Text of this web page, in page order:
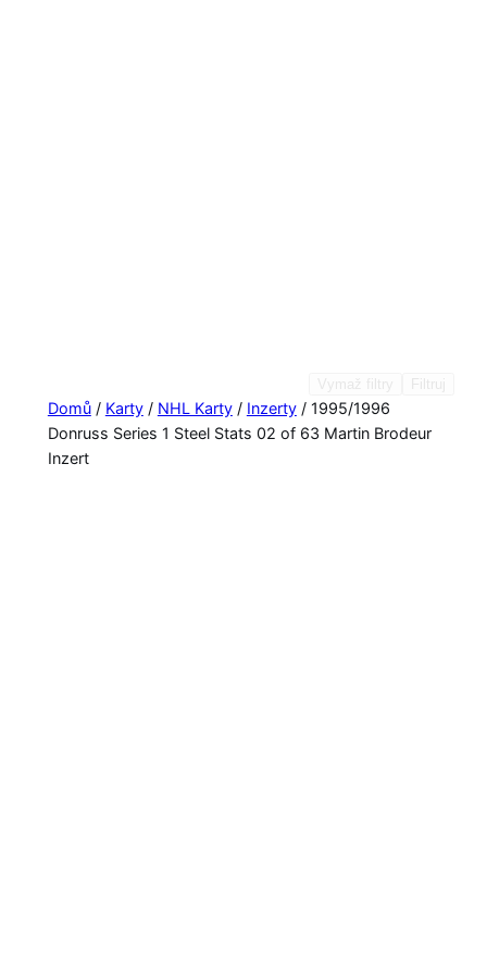
Domů/ Karty/ NHL Karty/ Inzerty/ 1995/1996
Donruss Series 1 Steel Stats 02 of 63 Martin Brodeur
Inzert